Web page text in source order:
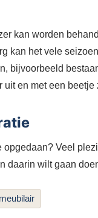
kan worden
kan het vele
bijvoorbeeld
uit en met een
opgedaan? Veel
daarin wilt gaan